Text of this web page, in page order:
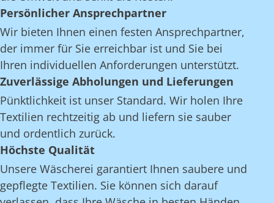
Persönlicher Ansprechpartner
Wir bieten Ihnen einen festen Ansprechpartner,
der immer für Sie erreichbar ist und Sie bei
Ihren individuellen Anforderungen unterstützt.
Zuverlässige Abholungen und Lieferungen
Pünktlichkeit ist unser Standard. Wir holen Ihre
Textilien rechtzeitig ab und liefern sie sauber
und ordentlich zurück.
Höchste Qualität
Unsere Wäscherei garantiert Ihnen saubere und
gepflegte Textilien. Sie können sich darauf